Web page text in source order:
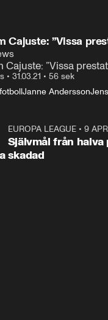
Cajuste: ”Vissa
Cajuste: ”Vissa
• 31.03.21 • 56 sek
Janne Andersson
EUROPA LEAGUE• 9
Självmål från halva
skadad